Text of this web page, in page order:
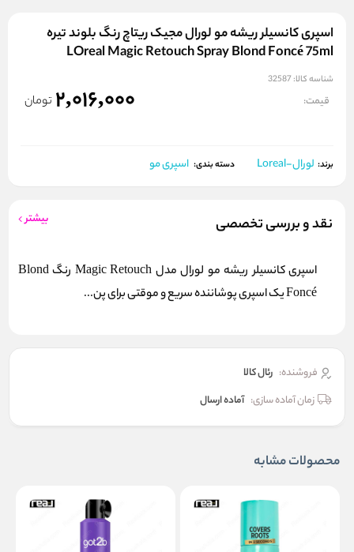
اسپری کانسیلر ریشه مو لورال مجیک ریتاچ رنگ بلوند تیره
LOreal Magic Retouch Spray Blond Foncé 75ml
شناسه کالا: 32587
قیمت: 2,016,000 تومان
برند: لورال-Loreal دسته بندی: اسپری مو
نقد و بررسی تخصصی بیشتر
اسپری کانسیلر ریشه مو لورال مدل Magic Retouch رنگ Blond
Foncé یک اسپری پوشاننده سریع و موقتی برای پن...
فروشنده: رئال كالا
زمان آماده سازی: آماده ارسال
محصولات مشابه